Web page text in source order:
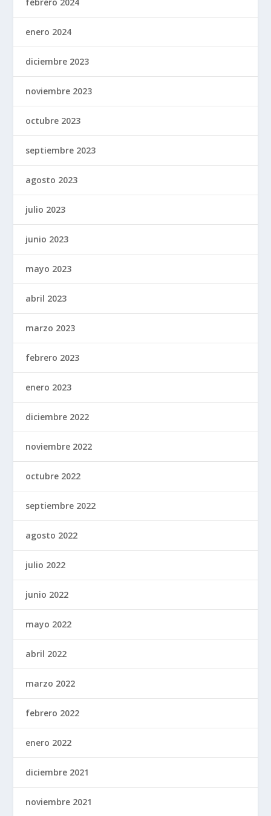
enero 2024
diciembre 2023
noviembre 2023
octubre 2023
septiembre 2023
agosto 2023
julio 2023
junio 2023
mayo 2023
abril 2023
marzo 2023
febrero 2023
enero 2023
diciembre 2022
noviembre 2022
octubre 2022
septiembre 2022
agosto 2022
julio 2022
junio 2022
mayo 2022
abril 2022
marzo 2022
febrero 2022
enero 2022
diciembre 2021
noviembre 2021